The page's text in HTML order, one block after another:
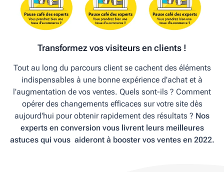
Transformez vos visiteurs en clients !
Tout au long du parcours client se cachent des éléments
indispensables à une bonne expérience d'achat et à
l'augmentation de vos ventes. Quels sont-ils ? Comment
opérer des changements efficaces sur votre site dès
aujourd'hui pour obtenir rapidement des résultats ? Nos
experts en conversion vous livrent leurs meilleures
astuces qui vous aideront à booster vos ventes en 2022.